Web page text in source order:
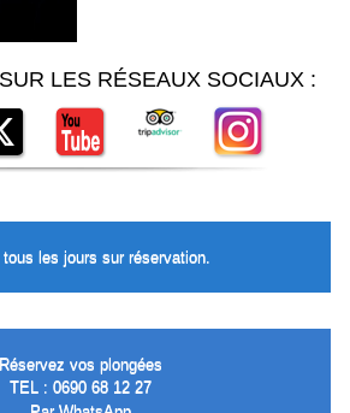
LES RÉSEAUX SOCIAUX :
les jours sur réservation.
Réservez vos plongées
TEL : 0690 68 12 27